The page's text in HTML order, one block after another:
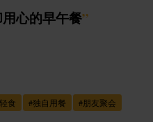
心的早午餐”
轻食 #独自用餐 #朋友聚会